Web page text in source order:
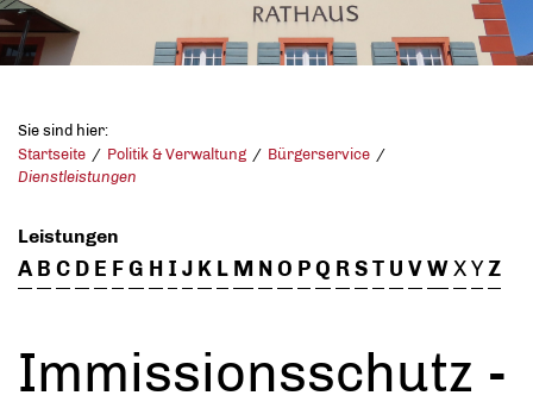
Sie sind hier:
Startseite
Politik & Verwaltung
Bürgerservice
Dienstleistungen
Leistungen
A B C D E FG H I J K L M NO PQ RST U VWXYZ
Immissionsschutz -